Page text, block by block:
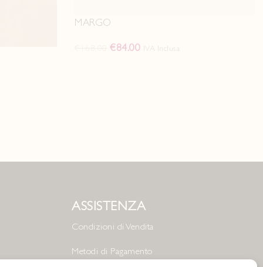
MARGO
€84.00
ASSISTENZA
Condizioni di Vendita
Metodi di Pagamento